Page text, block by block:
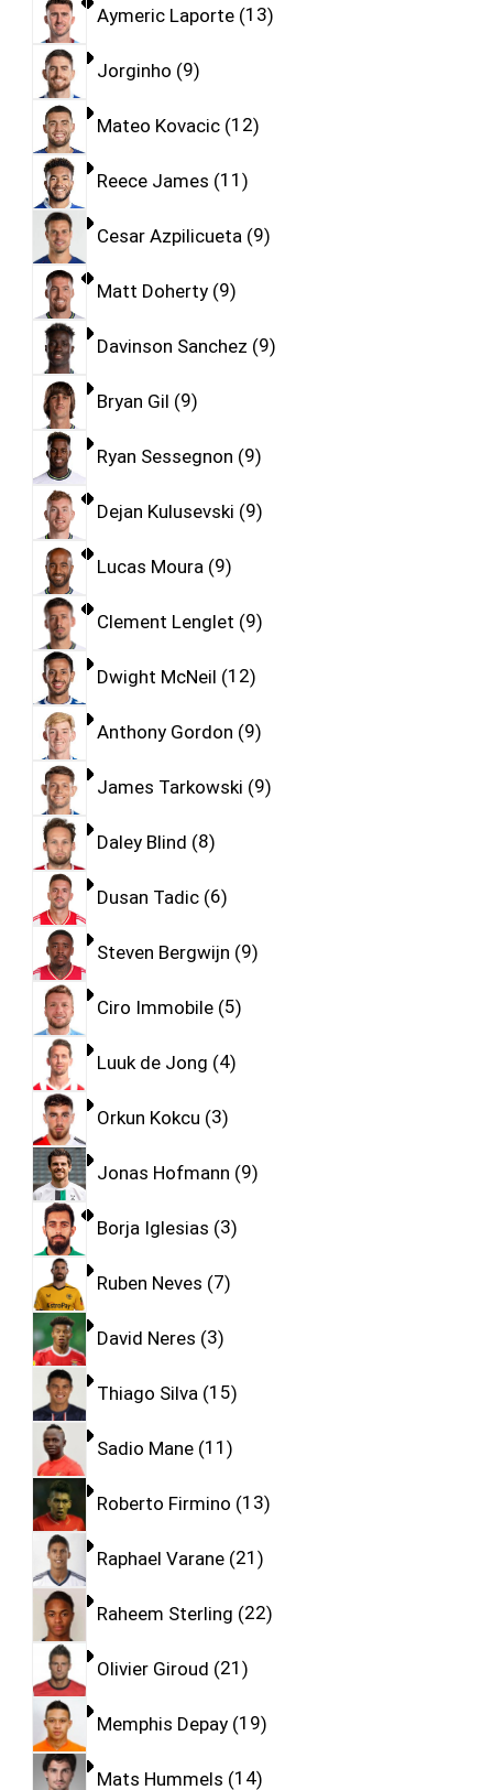
Aymeric Laporte 13
Jorginho 9
Mateo Kovacic 12
Reece James 11
Cesar Azpilicueta 9
Matt Doherty 9
Davinson Sanchez 9
Bryan Gil 9
Ryan Sessegnon 9
Dejan Kulusevski 9
Lucas Moura 9
Clement Lenglet 9
Dwight McNeil 12
Anthony Gordon 9
James Tarkowski 9
Daley Blind 8
Dusan Tadic 6
Steven Bergwijn 9
Ciro Immobile 5
Luuk de Jong 4
Orkun Kokcu 3
Jonas Hofmann 9
Borja Iglesias 3
Ruben Neves 7
David Neres 3
Thiago Silva 15
Sadio Mane 11
Roberto Firmino 13
Raphael Varane 21
Raheem Sterling 22
Olivier Giroud 21
Memphis Depay 19
Mats Hummels 14